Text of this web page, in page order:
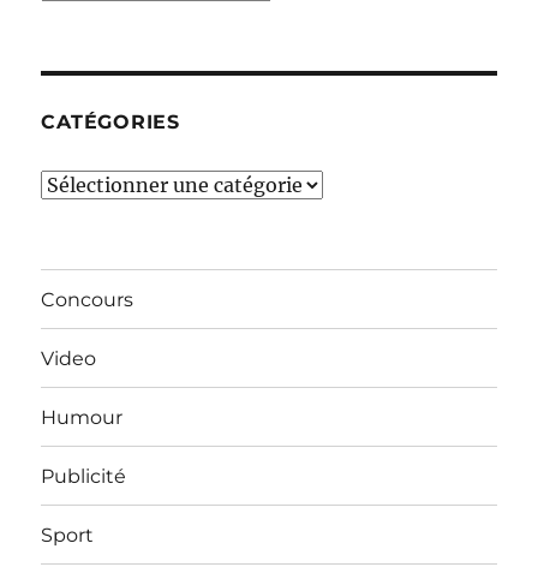
CATÉGORIES
Catégories
Concours
Video
Humour
Publicité
Sport